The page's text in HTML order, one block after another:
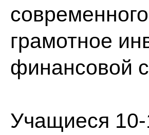
грамотное
финансовой
Учащиеся 10-